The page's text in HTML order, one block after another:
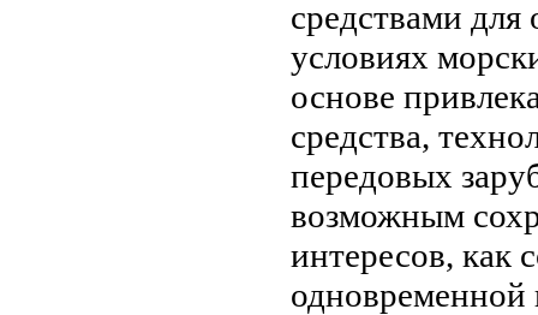
средствами
условиях
основе
средства,
передовых
возможным
интересов, как
одновременной